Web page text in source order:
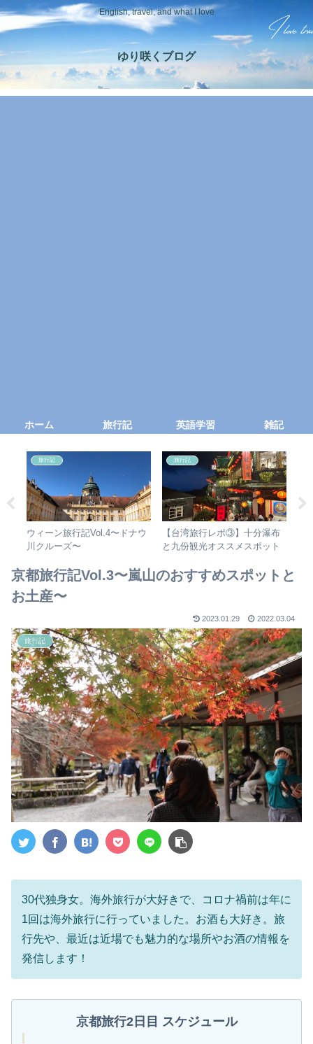
English, travel, and what I love
ゆり咲くブログ
ホーム 旅行記 英語学習 雑記
旅行記
ウィーン旅行記Vol.4〜ドナウ
川クルーズ〜
旅行記
【台湾旅行レポ③】十分瀑布
と九份観光オススメスポット
京都旅行記Vol.3〜嵐山のおすすめスポットと
お土産〜
2023.01.29 2022.03.04
旅行記
30代独身女。海外旅行が大好きで、コロナ禍前は年に
1回は海外旅行に行っていました。お酒も大好き。旅
行先や、最近は近場でも魅力的な場所やお酒の情報を
発信します！
京都旅行2日目 スケジュール